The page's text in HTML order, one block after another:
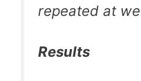
repeated at
Results